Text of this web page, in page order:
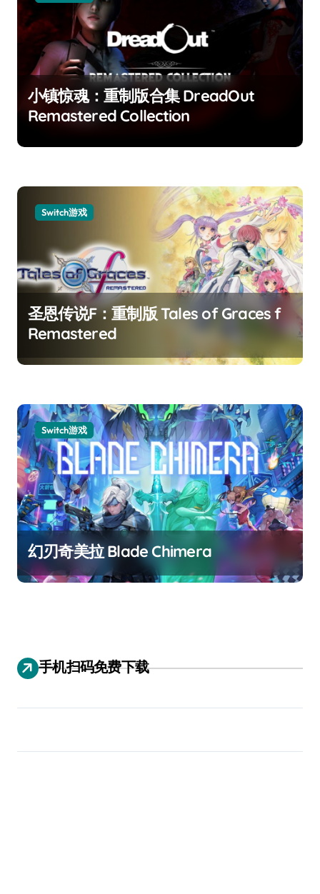
小镇惊魂：重制版合集 DreadOut
Remastered Collection
Switch游戏
圣恩传说F：重制版 Tales of Graces f
Remastered
Switch游戏
幻刃奇美拉 Blade Chimera
手机扫码免费下载